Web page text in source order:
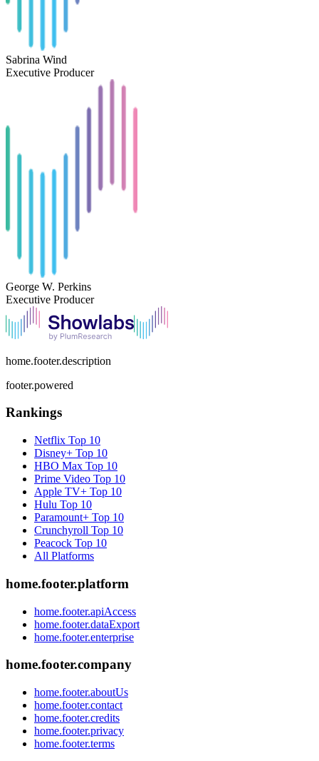
Sabrina Wind
Executive Producer
George W. Perkins
Executive Producer
home.footer.description
footer.powered
Rankings
Netflix Top 10
Disney+ Top 10
HBO Max Top 10
Prime Video Top 10
Apple TV+ Top 10
Hulu Top 10
Paramount+ Top 10
Crunchyroll Top 10
Peacock Top 10
All Platforms
home.footer.platform
home.footer.apiAccess
home.footer.dataExport
home.footer.enterprise
home.footer.company
home.footer.aboutUs
home.footer.contact
home.footer.credits
home.footer.privacy
home.footer.terms